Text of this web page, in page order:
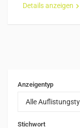
Details anzeigen
Anzeigentyp
Alle
Stichwort